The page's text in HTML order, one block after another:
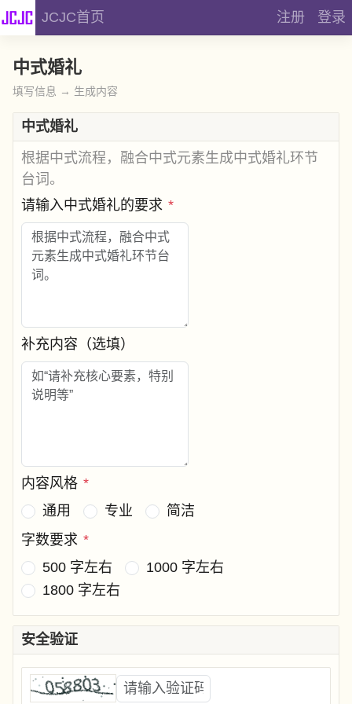
JCJC首页 注册 登录
中式婚礼
填写信息 → 生成内容
中式婚礼
根据中式流程，融合中式元素生成中式婚礼环节
台词。
请输入中式婚礼的要求 *
补充内容（选填）
内容风格 *
通用
专业
简洁
字数要求 *
500 字左右
1000 字左右
1800 字左右
安全验证